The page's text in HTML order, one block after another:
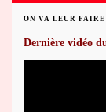
ON VA LEUR FAIRE
Dernière vidéo